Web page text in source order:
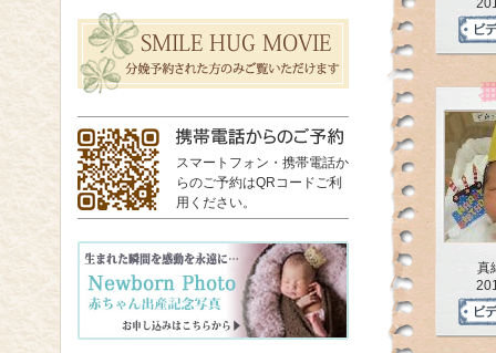
スマートフォン・携帯電話か
らのご予約はQRコードご利
用ください。
真